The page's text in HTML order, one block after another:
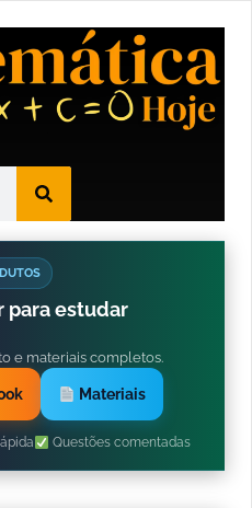
para estudar
e materiais completos.
Materiais
Questões comentadas